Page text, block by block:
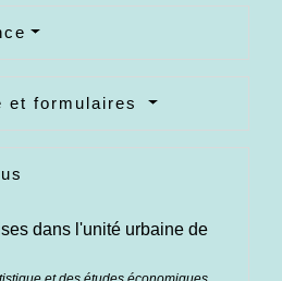
et formulaires
dans l'unité urbaine de